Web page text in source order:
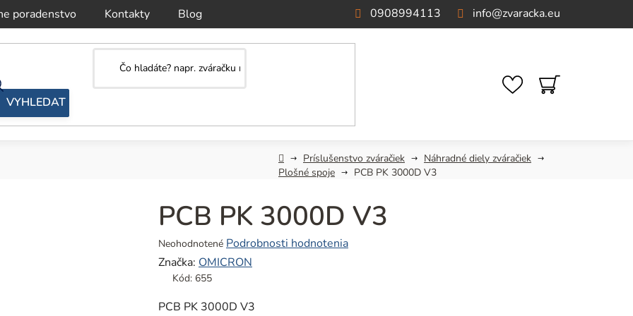
poradenstvo Kontakty Blog info@zvaracka.eu
0908994113
NÁKUPNÝ
KOŠÍK
DomovPríslušenstvo zváračiek
Náhradné diely zváračiek
Plošné spoje
PCB PK 3000D V3
PCB PK 3000D V3
Priemerné
hodnotenie
produktu
0,0
Neohodnotené Podrobnosti hodnotenia
Značka: OMICRON
Kód: 655
PCB PK 3000D V3